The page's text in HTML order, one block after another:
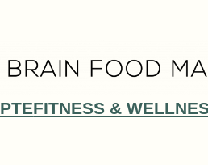
FITNESS &